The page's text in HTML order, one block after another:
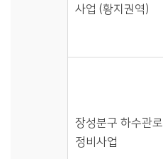
사업 (황지권역)
장성분구 하수관로
정비사업